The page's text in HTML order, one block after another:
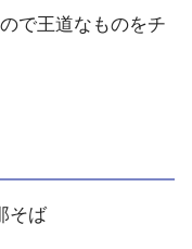
で王道なものをチ